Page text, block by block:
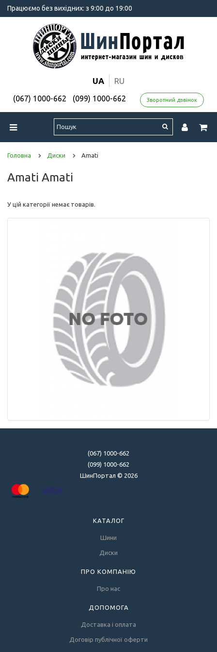
Працюємо без вихідних: з 9:00 до 19:00
UA RU
(067) 1000-662 (099) 1000-662 Зворотний дзвінок
Головна Диски Amati
Amati Amati
У цій категорії немає товарів.
(067) 1000-662
(099) 1000-662
ШинПортал © 2026
КАТАЛОГ
Шини
Диски
ПРО КОМПАНІЮ
Про нас
ДОПОМОГА
Доставка і оплата
Договір публічної оферти